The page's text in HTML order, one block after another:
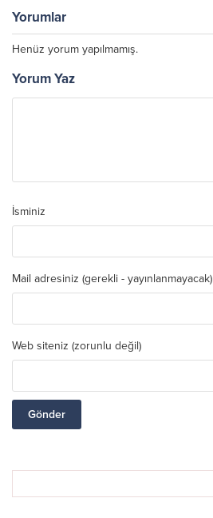
Yorumlar
Henüz yorum yapılmamış.
Yorum Yaz
İsminiz
Mail adresiniz (gerekli - yayınlanmayacak)
Web siteniz (zorunlu değil)